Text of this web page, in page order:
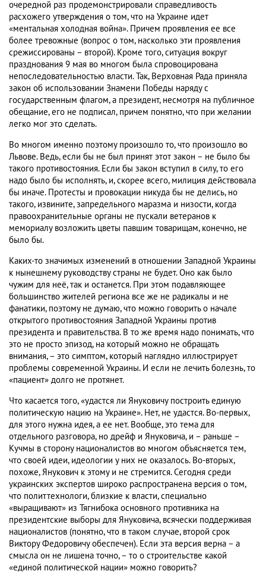
очередной раз продемонстрировали справедливость
расхожего утверждения о том, что на Украине идет
«ментальная холодная война». Причем проявления ее все
более тревожные (вопрос о том, насколько эти проявления
срежиссированы – второй). Кроме того, ситуация вокруг
празднования 9 мая во многом была спровоцирована
непоследовательностью власти. Так, Верховная Рада приняла
закон об использовании Знамени Победы наряду с
государственным флагом, а президент, несмотря на публичное
обещание, его не подписал, причем понятно, что при желании
легко мог это сделать.
Во многом именно поэтому произошло то, что произошло во
Львове. Ведь, если бы не был принят этот закон – не было бы
такого противостояния. Если бы закон вступил в силу, то его
надо было бы исполнять, и, скорее всего, милиция действовала
бы иначе. Протесты и провокации никуда бы не делись, но
такого, извините, запредельного маразма и низости, когда
правоохранительные органы не пускали ветеранов к
мемориалу возложить цветы павшим товарищам, конечно, не
было бы.
Каких-то значимых изменений в отношении Западной Украины
к нынешнему руководству страны не будет. Оно как было
чужим для неё, так и останется. При этом подавляющее
большинство жителей региона все же не радикалы и не
фанатики, поэтому не думаю, что можно говорить о начале
открытого противостояния Западной Украины против
президента и правительства. В то же время надо понимать, что
это не просто эпизод, на который можно не обращать
внимания, – это симптом, который наглядно иллюстрирует
проблемы современной Украины. И если не лечить болезнь, то
«пациент» долго не протянет.
Что касается того, «удастся ли Януковичу построить единую
политическую нацию на Украине». Нет, не удастся. Во-первых,
для этого нужна идея, а ее нет. Вообще, это тема для
отдельного разговора, но дрейф и Януковича, и – раньше –
Кучмы в сторону националистов во многом объясняется тем,
что своей идеи, идеологии у них не оказалось. Во-вторых,
похоже, Янукович к этому и не стремится. Сегодня среди
украинских экспертов широко распространена версия о том,
что политтехнологи, близкие к власти, специально
«выращивают» из Тягнибока основного противника на
президентские выборы для Януковича, всячески поддерживая
националистов (понятно, что в таком случае, второй срок
Виктору Федоровичу обеспечен). Если эта версия верна – а
смысла он не лишена точно, – то о строительстве какой
«единой политической нации» можно говорить?